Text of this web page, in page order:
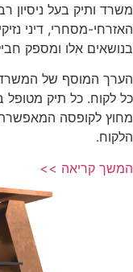
משרד ותיק בעל
האזרחי-מסחרי, דיני
בנושאים אלו ומספק
הערך המוסף של המשרד
כל לקוח. כל תיק מטופל
מחוץ לקופסה המאפשרת
הלקוח.
המשך קריאה >>